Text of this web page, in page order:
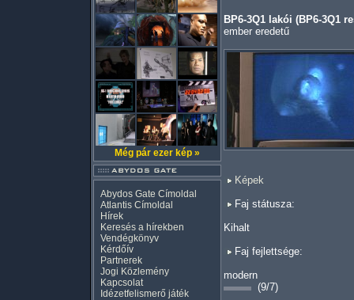
Még pár ezer kép »
Abydos Gate Címoldal
Atlantis Címoldal
Hírek
Keresés a hírekben
Vendégkönyv
Kérdőív
Partnerek
Jogi Közlemény
Kapcsolat
Idézetfelismerő játék
BP6-3Q1 lakói (BP6-3Q1
ember eredetű
Képek
Faj státusza:
Kihalt
Faj fejlettsége:
modern
(9/7)